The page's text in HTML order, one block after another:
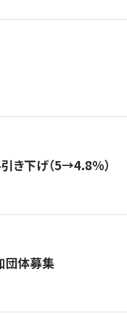
き下げ（5→4.8%）
団体募集